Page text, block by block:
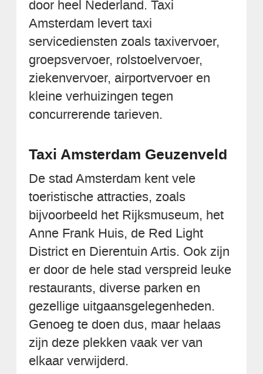
door heel Nederland. Taxi
Amsterdam levert taxi
servicediensten zoals taxivervoer,
groepsvervoer, rolstoelvervoer,
ziekenvervoer, airportvervoer en
kleine verhuizingen tegen
concurrerende tarieven.
Taxi Amsterdam Geuzenveld
De stad Amsterdam kent vele
toeristische attracties, zoals
bijvoorbeeld het Rijksmuseum, het
Anne Frank Huis, de Red Light
District en Dierentuin Artis. Ook zijn
er door de hele stad verspreid leuke
restaurants, diverse parken en
gezellige uitgaansgelegenheden.
Genoeg te doen dus, maar helaas
zijn deze plekken vaak ver van
elkaar verwijderd.